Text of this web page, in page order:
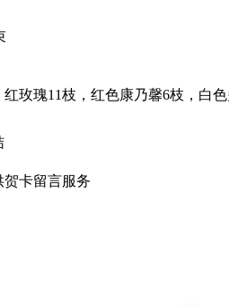
玫瑰11枝，红色康乃馨6枝，白
卡留言服务